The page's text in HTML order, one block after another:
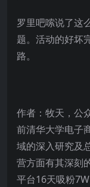
罗里吧嗦说了这
题。活动的好坏
路。
作者：牧天，公
前清华大学电子
域的深入研究及
营方面有其深刻
平台16天吸粉